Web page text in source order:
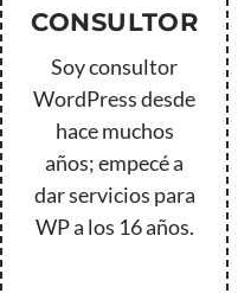
CONSULTOR
Soy consultor
WordPress desde
hace muchos
años; empecé a
dar servicios para
WP a los 16 años.